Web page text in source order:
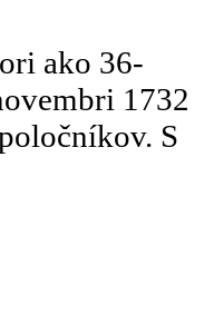
ako 36-
1732
S